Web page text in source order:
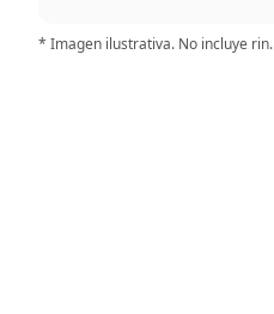
* Imagen ilustrativa. No incluye rin.